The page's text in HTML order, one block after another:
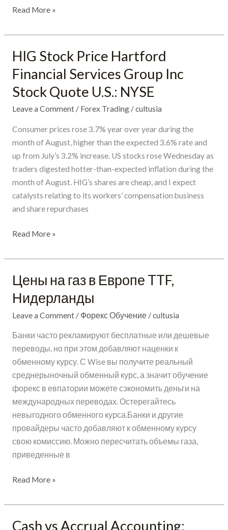
to
burden
on
British
families
Read More »
HIG Stock Price Hartford
Financial Services Group Inc
Stock Quote U.S.: NYSE
Leave a Comment / Forex Trading/cultusia
Consumer prices rose 3.7% year over year during the
month of August, higher than the expected 3.6% rate and
up from July’s 3.2% increase. US stocks rose Wednesday as
traders digested hotter-than-expected inflation during the
month of August. HIG’s shares are cheap, and I expect
catalysts relating to its workers’ compensation business
and share repurchases
HIG
Price
Hartford
Financial
Group
Inc
Stock
Quote
U.S.:
NYSE
Read More »
Цены на газ в Европе TTF,
Нидерланды
Leave a Comment / Форекс Обучение/cultusia
Банки часто рекламируют бесплатные или дешевые
переводы, но при этом добавляют наценки к
обменному курсу. С Wise вы получите реальный
среднерыночный обменный курс, а значит обучение
форекс в евпатории можете сэкономить деньги на
международных переводах. Остерегайтесь
невыгодного обменного курса.Банки и другие
провайдеры часто добавляют к обменному курсу
свою комиссию. Можно пересчитать объемы газа,
приведенные в
Цены
газ
в
Европе
Нидерланды
Read More »
Cash vs Accrual Accounting:
Cash